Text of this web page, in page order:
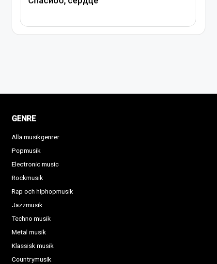
GENRE
Alla musikgenrer
Popmusik
Electronic music
Rockmusik
Rap och hiphopmusik
Jazzmusik
Techno musik
Metal musik
Klassisk musik
Countrymusik